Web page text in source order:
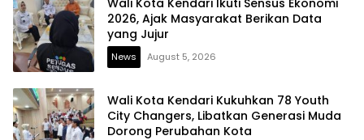
2026, Ajak Masyarakat Berikan Data
yang Jujur
News August 5, 2026
Wali Kota Kendari Kukuhkan 78 Youth
City Changers, Libatkan Generasi Muda
Dorong Perubahan Kota